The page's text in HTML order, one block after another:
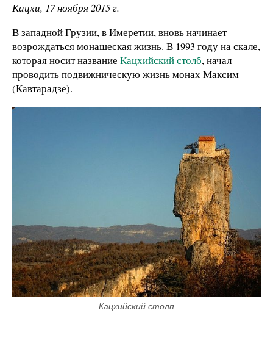
Кацхи, 17 ноября 2015 г.
В западной Грузии, в Имеретии, вновь начинает
возрождаться монашеская жизнь. В 1993 году на скале,
которая носит название Кацхийский столб, начал
проводить подвижническую жизнь монах Максим
(Кавтарадзе).
Кацхийский столп